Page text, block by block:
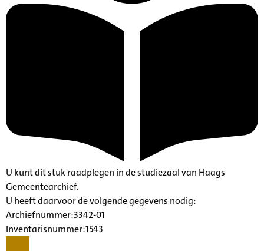
U kunt dit stuk raadplegen in de studiezaal van Haags
Gemeentearchief.
U heeft daarvoor de volgende gegevens nodig:
Archiefnummer:3342-01
Inventarisnummer:1543